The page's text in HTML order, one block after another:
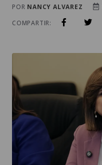
POR NANCY ALVAREZ
COMPARTIR: